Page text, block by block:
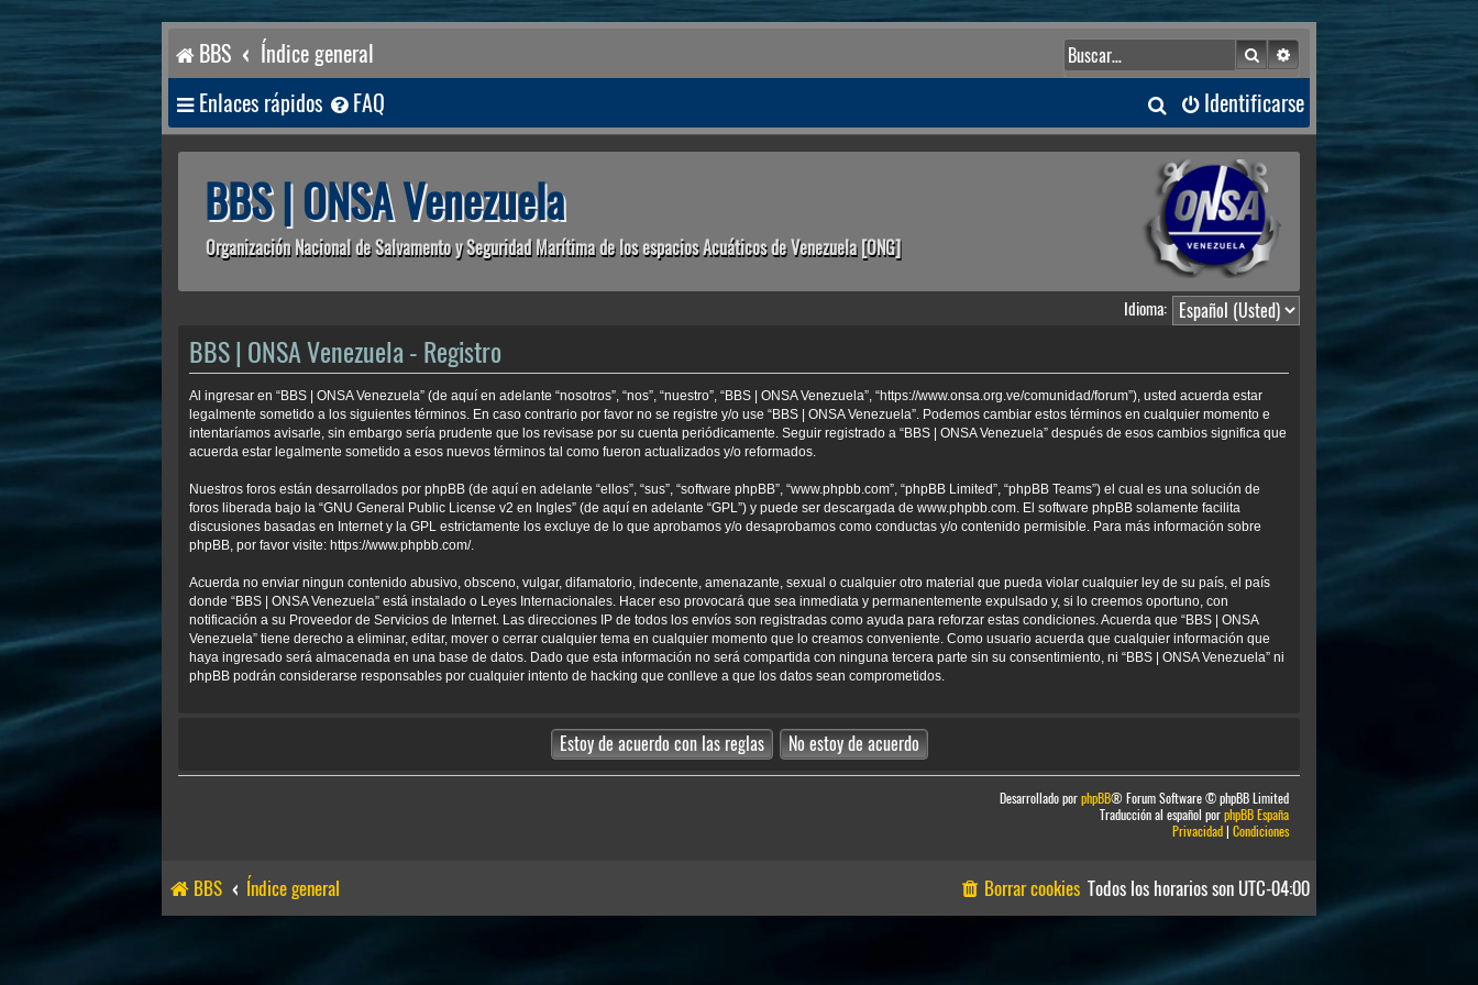
BBS Índice general BuscarBúsqueda avanzada
Enlaces rápidos FAQ Identificarse
u
s
c
a
BBS | ONSA Venezuela
Organización Nacional de Salvamento y Seguridad Marítima de los espacios Acuáticos de Venezuela [ONG]
Idioma:
BBS | ONSA Venezuela - Registro
Al ingresar en “BBS | ONSA Venezuela” (de aquí en adelante “nosotros”, “nos”, “nuestro”, “BBS | ONSA Venezuela”, “https://www.onsa.org.ve/comunidad/forum”), usted acuerda estar
legalmente sometido a los siguientes términos. En caso contrario por favor no se registre y/o use “BBS | ONSA Venezuela”. Podemos cambiar estos términos en cualquier momento e
intentaríamos avisarle, sin embargo sería prudente que los revisase por su cuenta periódicamente. Seguir registrado a “BBS | ONSA Venezuela” después de esos cambios significa que
acuerda estar legalmente sometido a esos nuevos términos tal como fueron actualizados y/o reformados.
Nuestros foros están desarrollados por phpBB (de aquí en adelante “ellos”, “sus”, “software phpBB”, “www.phpbb.com”, “phpBB Limited”, “phpBB Teams”) el cual es una solución de
foros liberada bajo la “GNU General Public License v2 en Ingles” (de aquí en adelante “GPL”) y puede ser descargada de www.phpbb.com. El software phpBB solamente facilita
discusiones basadas en Internet y la GPL estrictamente los excluye de lo que aprobamos y/o desaprobamos como conductas y/o contenido permisible. Para más información sobre
phpBB, por favor visite: https://www.phpbb.com/.
Acuerda no enviar ningun contenido abusivo, obsceno, vulgar, difamatorio, indecente, amenazante, sexual o cualquier otro material que pueda violar cualquier ley de su país, el país
donde “BBS | ONSA Venezuela” está instalado o Leyes Internacionales. Hacer eso provocará que sea inmediata y permanentemente expulsado y, si lo creemos oportuno, con
notificación a su Proveedor de Servicios de Internet. Las direcciones IP de todos los envíos son registradas como ayuda para reforzar estas condiciones. Acuerda que “BBS | ONSA
Venezuela” tiene derecho a eliminar, editar, mover o cerrar cualquier tema en cualquier momento que lo creamos conveniente. Como usuario acuerda que cualquier información que
haya ingresado será almacenada en una base de datos. Dado que esta información no será compartida con ninguna tercera parte sin su consentimiento, ni “BBS | ONSA Venezuela” ni
phpBB podrán considerarse responsables por cualquier intento de hacking que conlleve a que los datos sean comprometidos.
Desarrollado porphpBB® Forum Software © phpBB Limited
Traducción al español porphpBB España
Privacidad| Condiciones
BBS Índice general Todos los horarios son UTC-04:00
Borrar cookies